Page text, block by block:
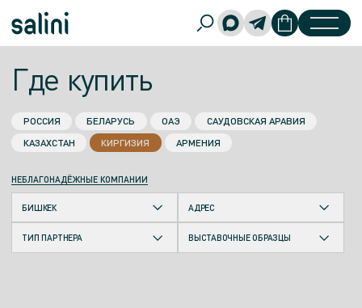
Где купить
РОССИЯ БЕЛАРУСЬ ОАЭ
САУДОВСКАЯ АРАВИЯ
КАЗАХСТАН
КИРГИЗИЯ АРМЕНИЯ
НЕБЛАГОНАДЁЖНЫЕ КОМПАНИИ
БИШКЕК АДРЕС
ТИП ПАРТНЕРА ВЫСТАВОЧНЫЕ ОБРАЗЦЫ